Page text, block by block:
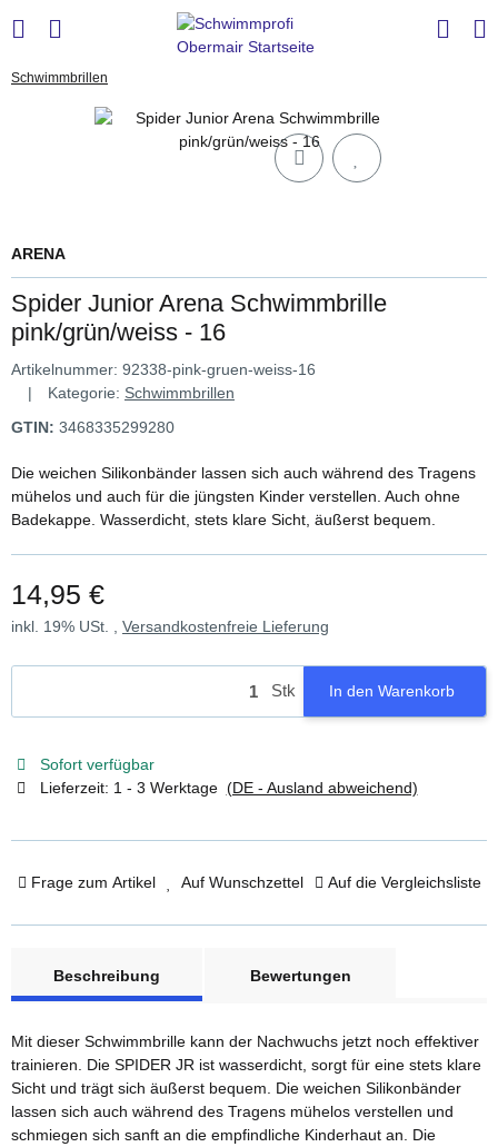
Schwimmbrillen
ARENA
Spider Junior Arena Schwimmbrille
pink/grün/weiss - 16
Artikelnummer: 92338-pink-gruen-weiss-16
Kategorie: Schwimmbrillen
GTIN: 3468335299280
Die weichen Silikonbänder lassen sich auch während des Tragens
mühelos und auch für die jüngsten Kinder verstellen. Auch ohne
Badekappe. Wasserdicht, stets klare Sicht, äußerst bequem.
14,95 €
inkl. 19% USt. , Versandkostenfreie Lieferung
Stk In den Warenkorb
Sofort verfügbar
Lieferzeit: 1 - 3 Werktage (DE - Ausland abweichend)
Frage zum Artikel Auf Wunschzettel Auf die Vergleichsliste
Beschreibung
Bewertungen
Mit dieser Schwimmbrille kann der Nachwuchs jetzt noch effektiver
trainieren. Die SPIDER JR ist wasserdicht, sorgt für eine stets klare
Sicht und trägt sich äußerst bequem. Die weichen Silikonbänder
lassen sich auch während des Tragens mühelos verstellen und
schmiegen sich sanft an die empfindliche Kinderhaut an. Die